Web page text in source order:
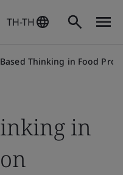
TH-TH
Thinking in Food
in